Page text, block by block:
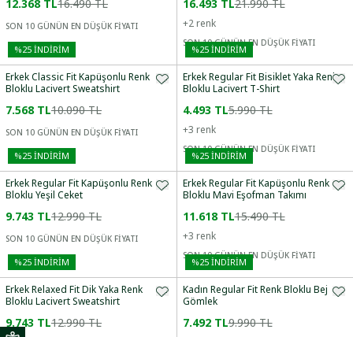
12.368 TL16.490 TL
SON 10 GÜNÜN EN DÜŞÜK FİYATI
16.493 TL21.990 TL
+2 renk
SON 10 GÜNÜN EN DÜŞÜK FİYATI
%25 İNDİRİM
Erkek Classic Fit Kapüşonlu Renk
Bloklu Lacivert Sweatshirt
7.568 TL10.090 TL
SON 10 GÜNÜN EN DÜŞÜK FİYATI
%25İNDİRİM
Erkek Regular Fit Bisiklet Yaka Renk
Bloklu Lacivert T-Shirt
4.493 TL5.990 TL
+3 renk
SON 10 GÜNÜN EN DÜŞÜK FİYATI
%25 İNDİRİM
Erkek Regular Fit Kapüşonlu Renk
Bloklu Yeşil Ceket
9.743 TL12.990 TL
SON 10 GÜNÜN EN DÜŞÜK FİYATI
%25İNDİRİM
Erkek Regular Fit Kapüşonlu Renk
Bloklu Mavi Eşofman Takımı
11.618 TL15.490 TL
+3 renk
SON 10 GÜNÜN EN DÜŞÜK FİYATI
%25 İNDİRİM
Erkek Relaxed Fit Dik Yaka Renk
Bloklu Lacivert Sweatshirt
9.743 TL12.990 TL
%25İNDİRİM
Kadın Regular Fit Renk Bloklu Bej
Gömlek
7.492 TL9.990 TL